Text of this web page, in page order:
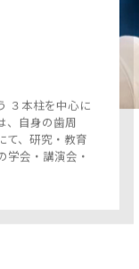
３本柱を中心に
、自身の歯周
て、研究・教育
学会・講演会・